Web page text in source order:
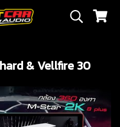
& Vellfire 30